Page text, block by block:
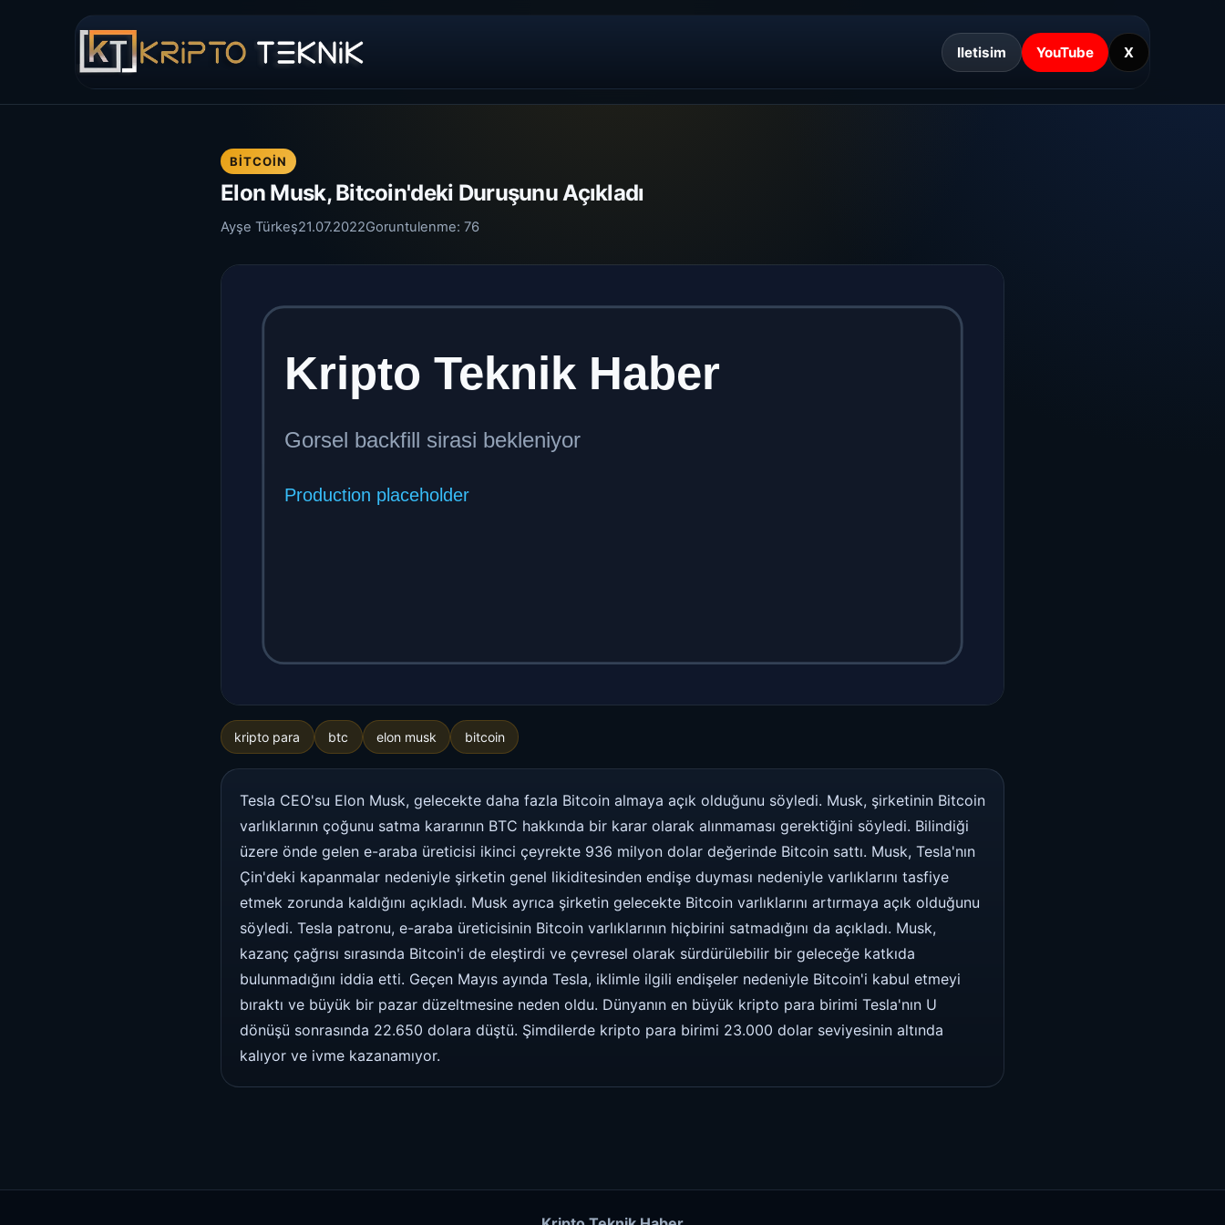
Iletisim YouTube X
BITCOIN
Elon Musk, Bitcoin'deki Duruşunu Açıkladı
Ayşe Türkeş21.07.2022Goruntulenme: 76
kripto para btc elon musk bitcoin
Tesla CEO'su Elon Musk, gelecekte daha fazla Bitcoin almaya açık olduğunu söyledi. Musk, şirketinin Bitcoin
varlıklarının çoğunu satma kararının BTC hakkında bir karar olarak alınmaması gerektiğini söyledi. Bilindiği
üzere önde gelen e-araba üreticisi ikinci çeyrekte 936 milyon dolar değerinde Bitcoin sattı. Musk, Tesla'nın
Çin'deki kapanmalar nedeniyle şirketin genel likiditesinden endişe duyması nedeniyle varlıklarını tasfiye
etmek zorunda kaldığını açıkladı. Musk ayrıca şirketin gelecekte Bitcoin varlıklarını artırmaya açık olduğunu
söyledi. Tesla patronu, e-araba üreticisinin Bitcoin varlıklarının hiçbirini satmadığını da açıkladı. Musk,
kazanç çağrısı sırasında Bitcoin'i de eleştirdi ve çevresel olarak sürdürülebilir bir geleceğe katkıda
bulunmadığını iddia etti. Geçen Mayıs ayında Tesla, iklimle ilgili endişeler nedeniyle Bitcoin'i kabul etmeyi
bıraktı ve büyük bir pazar düzeltmesine neden oldu. Dünyanın en büyük kripto para birimi Tesla'nın U
dönüşü sonrasında 22.650 dolara düştü. Şimdilerde kripto para birimi 23.000 dolar seviyesinin altında
kalıyor ve ivme kazanamıyor.